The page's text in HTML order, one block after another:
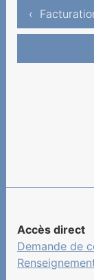
‹
Accès direct
Demande de